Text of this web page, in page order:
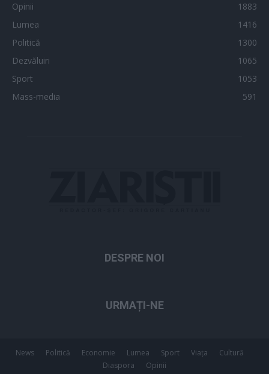
Opinii
1883
Lumea
1416
Politică
1300
Dezvăluiri
1065
Sport
1053
Mass-media
591
DESPRE NOI
URMAȚI-NE
News Politică Economie Lumea Sport Viața
Cultură
Diaspora
Opinii